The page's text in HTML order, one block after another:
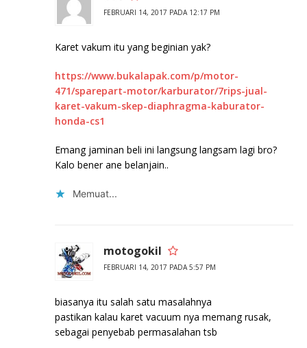
FEBRUARI 14, 2017 PADA 12:17 PM
Karet vakum itu yang beginian yak?
https://www.bukalapak.com/p/motor-
471/sparepart-motor/karburator/7rips-jual-
karet-vakum-skep-diaphragma-kaburator-
honda-cs1
Emang jaminan beli ini langsung langsam lagi bro?
Kalo bener ane belanjain..
Memuat...
motogokil
FEBRUARI 14, 2017 PADA 5:57 PM
biasanya itu salah satu masalahnya
pastikan kalau karet vacuum nya memang rusak,
sebagai penyebab permasalahan tsb